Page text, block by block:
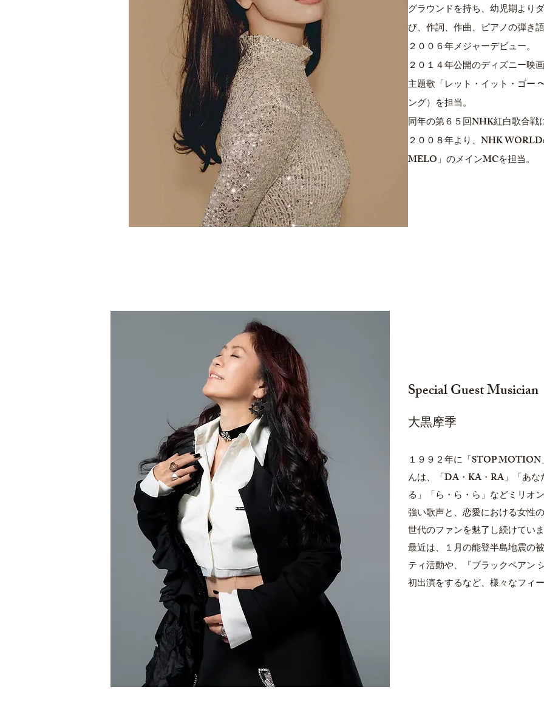
グラウンドを持ち、幼児期より
び、作詞、作曲、ピアノの弾き
２００６年メジャーデビュー。
２０１４年公開のディズニー映
主題歌「レット・イット・ゴー
ング）を担当。
同年の第６５回NHK紅白歌合戦
２００８年より、NHK
MELO」のメインMCを担当。
Special Guest Musician
大黒摩季
１９９２年に「STOP MOTION
んは、「DA・KA・RA」「あ
る」「ら・ら・ら」などミリオ
強い歌声と、恋愛における女性
世代のファンを魅了し続けていま
最近は、１月の能登半島地震の
ティ活動や、『ブラックペアン
初出演をするなど、様々なフィ